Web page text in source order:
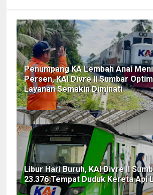
Penumpang KA Lembah Anai
Persen, KAI Divre II Sumbar
Layanan Semakin Diminati
Libur Hari Buruh, KAI Divre II
23.376 Tempat Duduk Kereta Api